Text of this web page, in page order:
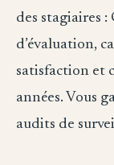
des stagiaires :
d’évaluation,
satisfaction et
années. Vous
audits de